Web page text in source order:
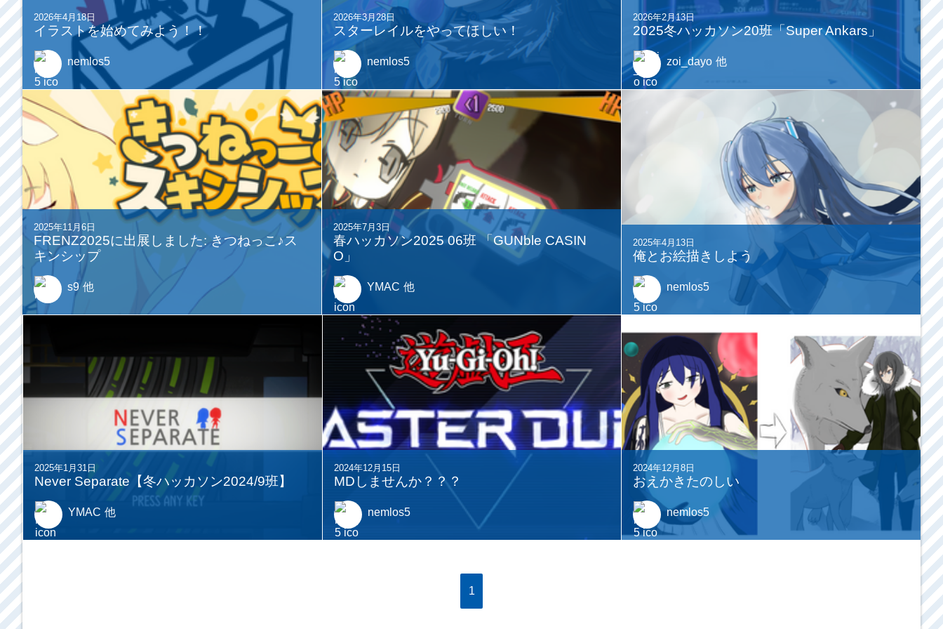
2026年4月18日
イラストを始めてみよう！！
nemlos5
2026年3月28日
スターレイルをやってほしい！
nemlos5
2026年2月13日
2025冬ハッカソン20班「Super Ankars」
zoi_dayo 他
2025年11月6日
FRENZ2025に出展しました: きつねっこ♪ス
キンシップ
s9 他
2025年7月3日
春ハッカソン2025 06班 「GUNble CASIN
O」
YMAC 他
2025年4月13日
俺とお絵描きしよう
nemlos5
2025年1月31日
Never Separate【冬ハッカソン2024/9班】
YMAC 他
2024年12月15日
MDしませんか？？？
nemlos5
2024年12月8日
おえかきたのしい
nemlos5
1